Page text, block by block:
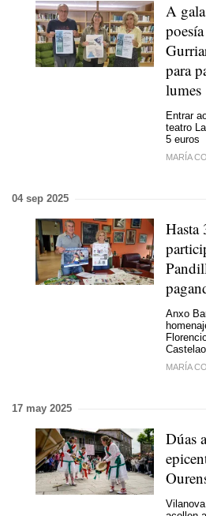
A
para
lumes
Entrar
teatro
5 euros
MARÍA
04 sep 2025
Hasta
Anxo
Castelao
MARÍA
17 may 2025
Dúas